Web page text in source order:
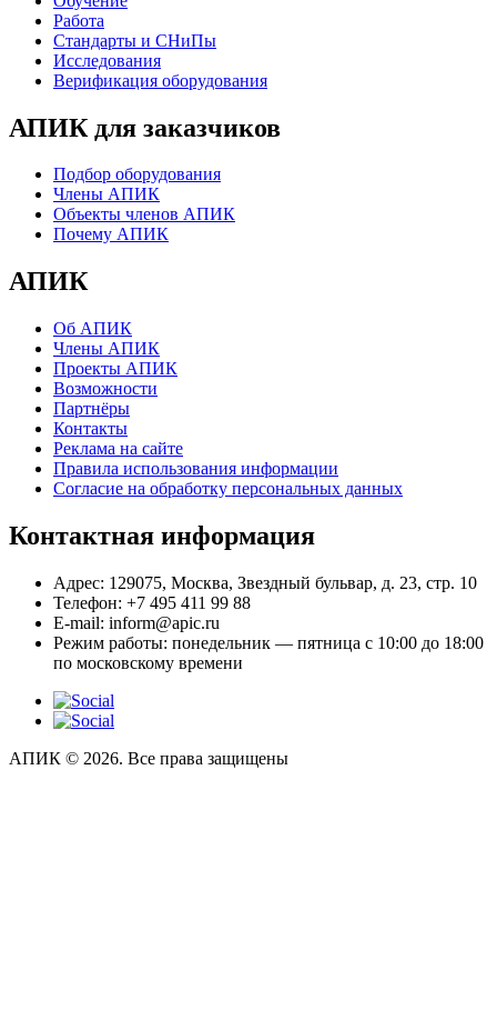
Работа
Стандарты и СНиПы
Исследования
Верификация оборудования
АПИК для заказчиков
Подбор оборудования
Члены АПИК
Объекты членов АПИК
Почему АПИК
АПИК
Об АПИК
Члены АПИК
Проекты АПИК
Возможности
Партнёры
Контакты
Реклама на сайте
Правила использования информации
Согласие на обработку персональных данных
Контактная информация
Адрес: 129075, Москва, Звездный бульвар, д. 23, стр. 10
Телефон: +7 495 411 99 88
E-mail: inform@apic.ru
Режим работы: понедельник — пятница с 10:00 до 18:00
по московскому времени
АПИК © 2026. Все права защищены